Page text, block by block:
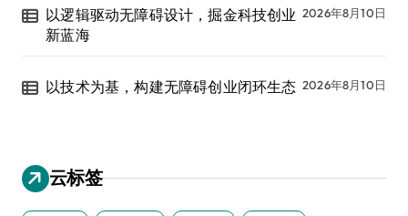
以逻辑驱动无障碍设计，掘金科技创业
新蓝海
2026年8月10日
以技术为基，构建无障碍创业闭环生态 2026年8月10日
云标签